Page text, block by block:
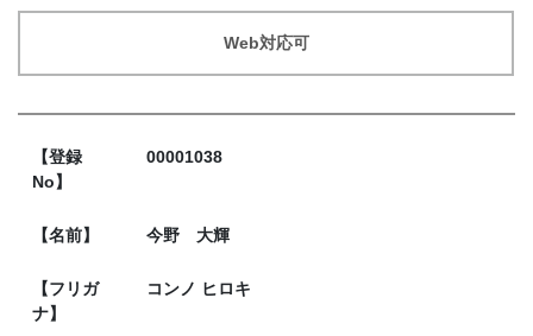
Web対応可
【登録
No】
00001038
【名前】 今野 大輝
【フリガ
ナ】
コンノ ヒロキ